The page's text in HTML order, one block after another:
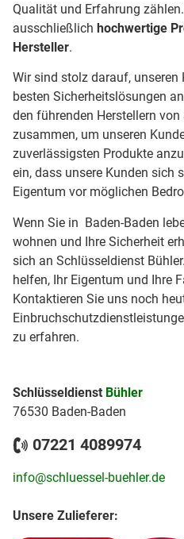
Qualität und Erfahrung
ausschließlich hochwertige
Hersteller.
Wir sind stolz darauf,
besten Sicherheitslösungen
den führenden Herstellern
zusammen, um unseren
zuverlässigsten Produkte
ein, dass unsere Kunden sich
Eigentum vor möglichen
Wenn Sie in Baden-Baden
wohnen und Ihre Sicherheit
sich an Schlüsseldienst
helfen, Ihr Eigentum und Ihre
Kontaktieren Sie uns noch
zu erfahren.
Schlüsseldienst Bühler
76530 Baden-Baden
07221 4089974
info@schluessel-buehler.de
Unsere Zulieferer: